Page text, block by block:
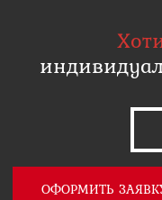
ОФОРМИТЬ